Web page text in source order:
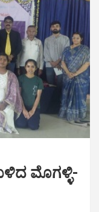
ಮೊಗಳ್ಳಿ-